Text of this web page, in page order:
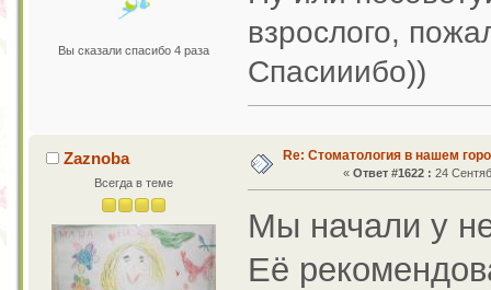
Вы сказали спасибо 4 раза
взрослого,
Спасииибо))
Zaznoba
Всегда в теме
Re: Стоматология в нашем
«Ответ #1622 : 24
Мы начали у
Её